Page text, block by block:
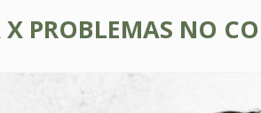
PROBLEMAS NO